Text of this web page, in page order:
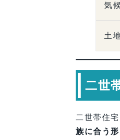
気
土
二世
二世帯住
族に合う